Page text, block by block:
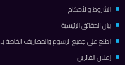
الشروط والأحكام
بيان الحقائق الرئيسية
اطلع على جميع الرسوم والمصاريف الخاصة بـ Payit Plus
إعلان الفائزين